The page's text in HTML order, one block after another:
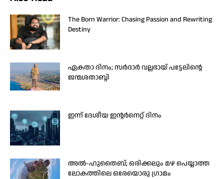
The Born Warrior: Chasing Passion and Rewriting
Destiny
ഏകതാ ദിനം; സർദാർ വല്ലഭായ് പട്ടേലിന്റെ
ജന്മശതാബ്ദി
ഇന്ന് ദേശീയ ഇന്റർനെറ്റ് ദിനം
അൽ-ഹുതൈബ്; ഒരിക്കലും മഴ പെയ്യാത്ത
ലോകത്തിലെ ഒരേയൊരു ഗ്രാമം